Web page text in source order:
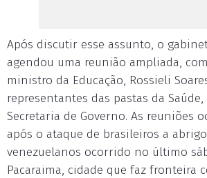
Após discutir esse assunto, o
agendou uma reunião ampliada,
ministro da Educação, Rossieli
representantes das pastas da
Secretaria de Governo. As reuniões
após o ataque de brasileiros a
venezuelanos ocorrido no último
Pacaraima, cidade que faz fronteira